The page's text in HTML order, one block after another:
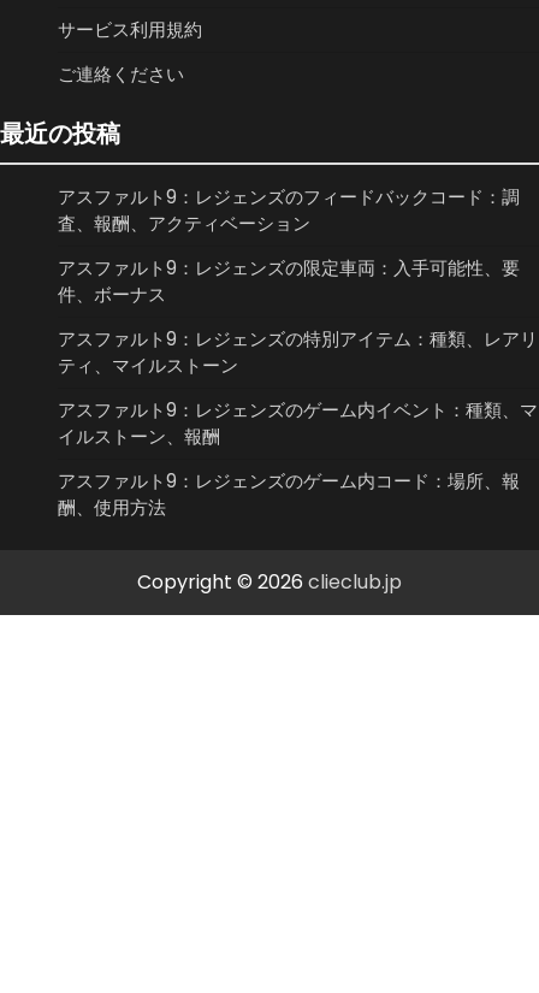
サービス利用規約
ご連絡ください
最近の投稿
アスファルト9：レジェンズのフィードバックコード：調
査、報酬、アクティベーション
アスファルト9：レジェンズの限定車両：入手可能性、要
件、ボーナス
アスファルト9：レジェンズの特別アイテム：種類、レアリ
ティ、マイルストーン
アスファルト9：レジェンズのゲーム内イベント：種類、マ
イルストーン、報酬
アスファルト9：レジェンズのゲーム内コード：場所、報
酬、使用方法
Copyright © 2026 clieclub.jp